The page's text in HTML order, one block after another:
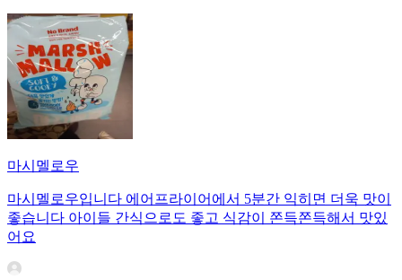
마시멜로우
마시멜로우입니다 에어프라이어에서 5분간 익히면 더욱 맛이
좋습니다 아이들 간식으로도 좋고 식감이 쫀득쫀득해서 맛있
어요